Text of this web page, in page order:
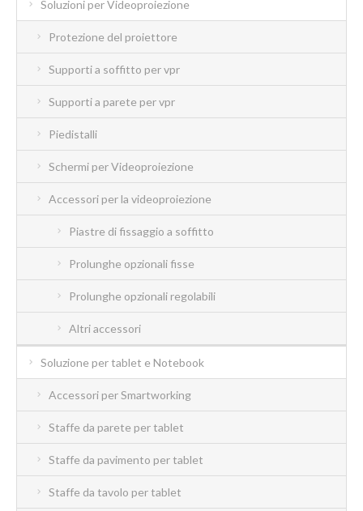
Soluzioni per Videoproiezione
Protezione del proiettore
Supporti a soffitto per vpr
Supporti a parete per vpr
Piedistalli
Schermi per Videoproiezione
Accessori per la videoproiezione
Piastre di fissaggio a soffitto
Prolunghe opzionali fisse
Prolunghe opzionali regolabili
Altri accessori
Soluzione per tablet e Notebook
Accessori per Smartworking
Staffe da parete per tablet
Staffe da pavimento per tablet
Staffe da tavolo per tablet